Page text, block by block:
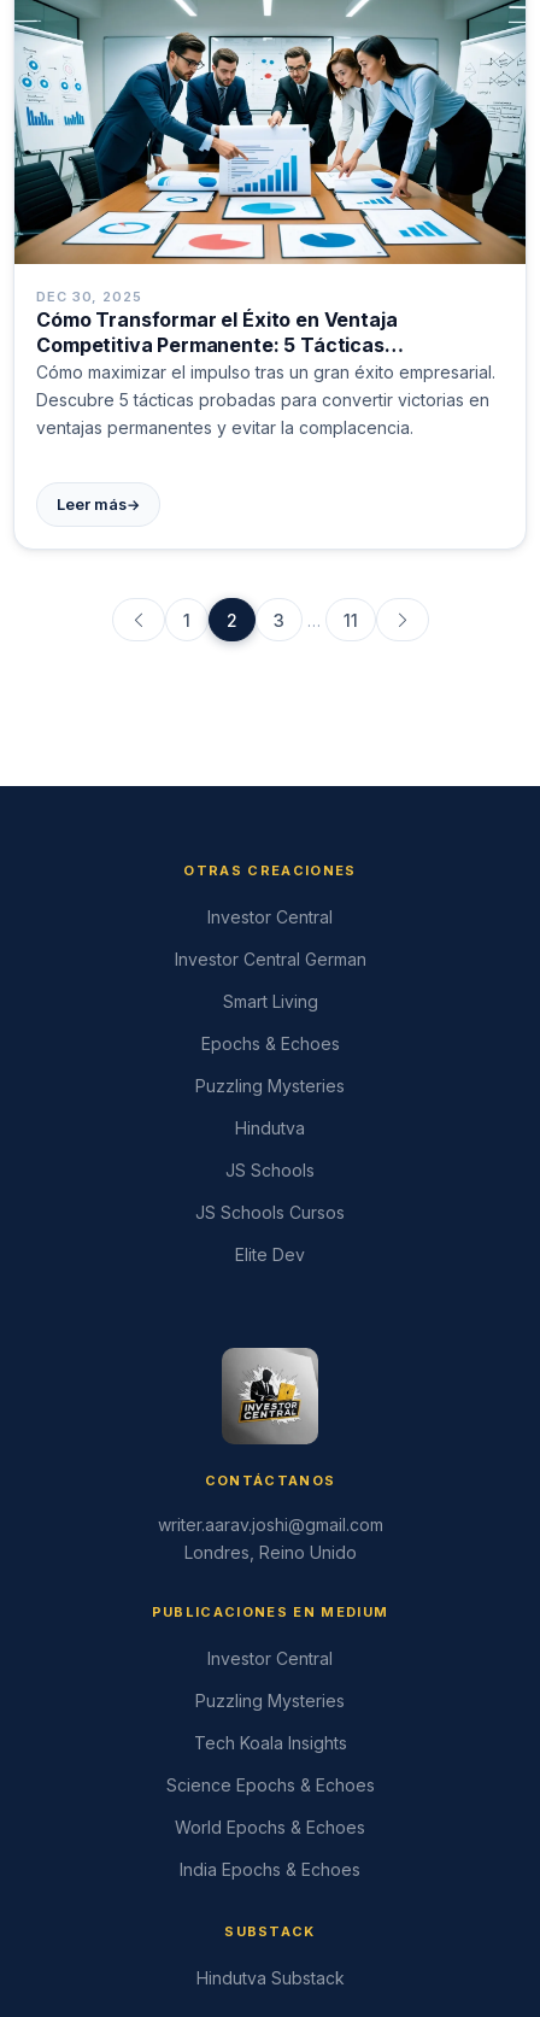
DEC 30, 2025
Cómo Transformar el Éxito en Ventaja
Competitiva Permanente: 5 Tácticas
Comprobadas
Cómo maximizar el impulso tras un gran éxito empresarial.
Descubre 5 tácticas probadas para convertir victorias en
ventajas permanentes y evitar la complacencia.
Leer más→
1 2 3 … 11
OTRAS CREACIONES
Investor Central
Investor Central German
Smart Living
Epochs & Echoes
Puzzling Mysteries
Hindutva
JS Schools
JS Schools Cursos
Elite Dev
CONTÁCTANOS
writer.aarav.joshi@gmail.com
Londres, Reino Unido
PUBLICACIONES EN MEDIUM
Investor Central
Puzzling Mysteries
Tech Koala Insights
Science Epochs & Echoes
World Epochs & Echoes
India Epochs & Echoes
SUBSTACK
Hindutva Substack